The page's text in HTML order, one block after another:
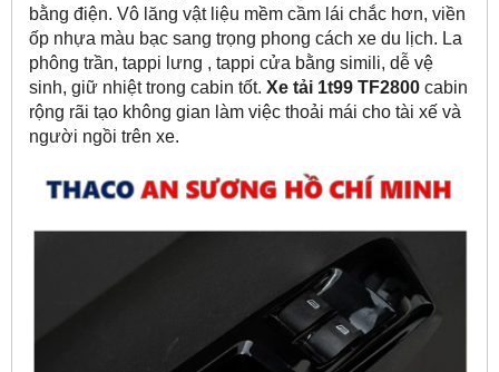
bằng điện. Vô lăng vật liệu mềm cầm lái chắc hơn, viền
ốp nhựa màu bạc sang trọng phong cách xe du lịch. La
phông trần, tappi lưng , tappi cửa bằng simili, dễ vệ
sinh, giữ nhiệt trong cabin tốt. Xe tải 1t99 TF2800 cabin
rộng rãi tạo không gian làm việc thoải mái cho tài xế và
người ngồi trên xe.